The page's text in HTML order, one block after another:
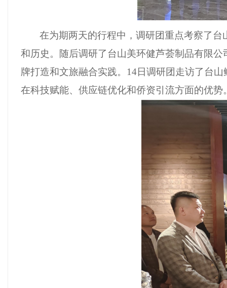
在为期两天的行程中，调研团重点考察了
和历史。随后调研了 台山美环健芦荟制品有限公
牌打造和文旅融合实践。 14日调研团走访了台山
在科技赋能、供应链优化和侨资引流方面的优势